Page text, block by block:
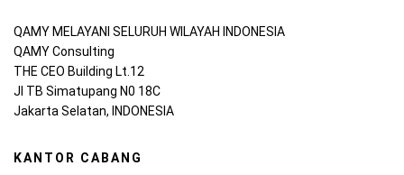
QAMY MELAYANI SELURUH WILAYAH INDONESIA
QAMY Consulting
THE CEO Building Lt.12
Jl TB Simatupang N0 18C
Jakarta Selatan, INDONESIA
KANTOR CABANG